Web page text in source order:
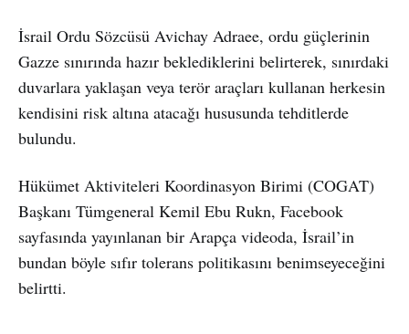
İsrail Ordu Sözcüsü Avichay Adraee, ordu güçlerinin
Gazze sınırında hazır beklediklerini belirterek, sınırdaki
duvarlara yaklaşan veya terör araçları kullanan herkesin
kendisini risk altına atacağı hususunda tehditlerde
bulundu.
Hükümet Aktiviteleri Koordinasyon Birimi (COGAT)
Başkanı Tümgeneral Kemil Ebu Rukn, Facebook
sayfasında yayınlanan bir Arapça videoda, İsrail’in
bundan böyle sıfır tolerans politikasını benimseyeceğini
belirtti.